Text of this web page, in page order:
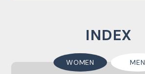
INDEX
WOMEN MEN